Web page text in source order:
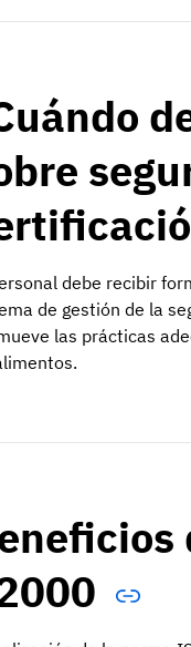
debe recibir
de gestión de la
las prácticas